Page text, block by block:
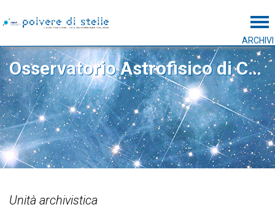
ARCHIVI
Osservatorio Astrofisico di Catania
Unità archivistica